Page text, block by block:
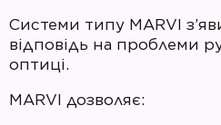
Системи типу MARVI
відповідь на проблеми
оптиці.
MARVI дозволяє: